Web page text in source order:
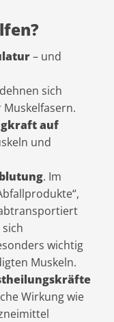
– und
sich
auf
und
. Im
wichtig
Muskeln.
Wirkung wie